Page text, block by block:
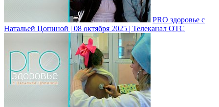
PRO здоровье с
Натальей Цопиной | 08 октября 2025 | Телеканал ОТС